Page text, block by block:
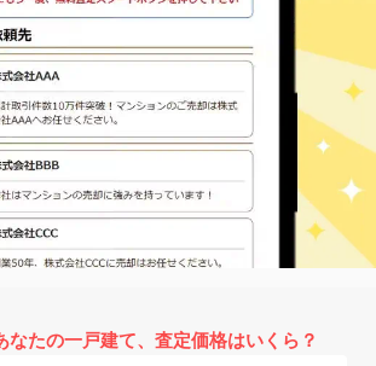
なたの一戸建て、査定価格はいくら？